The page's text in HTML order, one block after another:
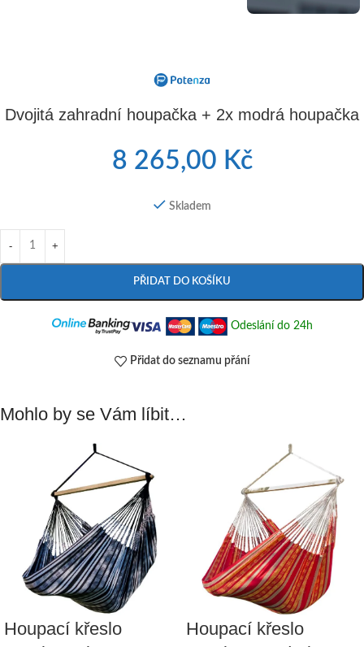
Dvojitá zahradní houpačka + 2x modrá houpačka
8 265,00 Kč
Skladem
PŘIDAT DO KOŠÍKU
Odeslání do 24h
Přidat do seznamu přání
Mohlo by se Vám líbit…
Houpací křeslo
Houpací křeslo